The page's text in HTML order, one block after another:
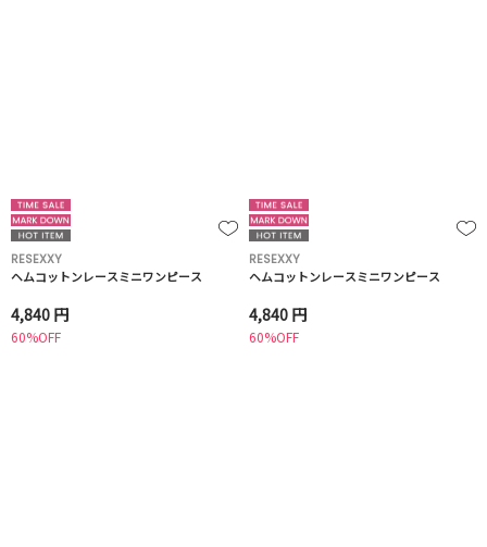
RESEXXY
ヘムコットンレースミニワンピース
4,840 円
60%OFF
RESEXXY
ヘムコットンレースミニワンピース
4,840 円
60%OFF